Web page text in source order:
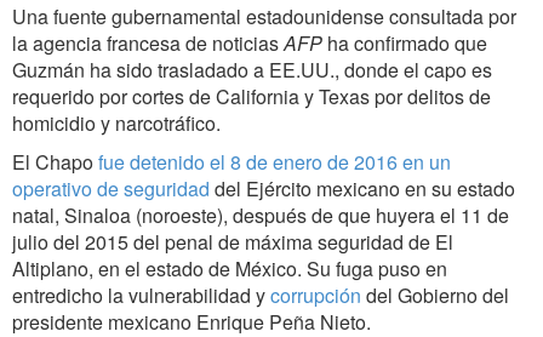
Una fuente gubernamental estadounidense consultada por
la agencia francesa de noticiasAFP ha confirmado que
Guzmán ha sido trasladado a EE.UU., donde el capo es
requerido por cortes de California y Texas por delitos de
homicidio y narcotráfico.
El Chapofue detenido el 8 de enero de 2016 en un
operativo de seguridad del Ejército mexicano en su estado
natal, Sinaloa (noroeste), después de que huyera el 11 de
julio del 2015 del penal de máxima seguridad de El
Altiplano, en el estado de México. Su fuga puso en
entredicho la vulnerabilidad ycorrupción del Gobierno del
presidente mexicano Enrique Peña Nieto.